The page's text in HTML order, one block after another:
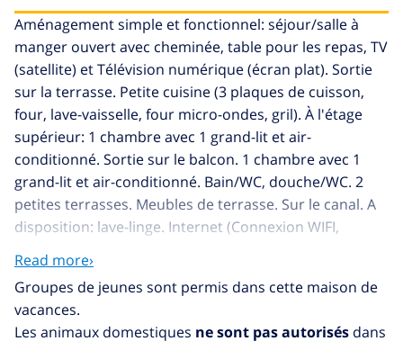
Aménagement simple et fonctionnel: séjour/salle à
manger ouvert avec cheminée, table pour les repas, TV
(satellite) et Télévision numérique (écran plat). Sortie
sur la terrasse. Petite cuisine (3 plaques de cuisson,
four, lave-vaisselle, four micro-ondes, gril). À l'étage
supérieur: 1 chambre avec 1 grand-lit et air-
conditionné. Sortie sur le balcon. 1 chambre avec 1
grand-lit et air-conditionné. Bain/WC, douche/WC. 2
petites terrasses. Meubles de terrasse. Sur le canal. A
disposition: lave-linge. Internet (Connexion WIFI,
gratuit). Place de parking No 57 (couvert). Veuillez
noter: parking pour 1 petite voiture. 1 animal/ chien
autorisé. TV seulement FR, ES. HUTG022113
Casa al canal: Maison mitoyenne confortable
Read more›
Groupes de jeunes sont permis dans cette maison de
vacances.
Les animaux domestiques ne sont pas autorisés dans